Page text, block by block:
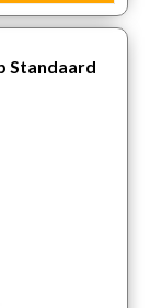
Standaard